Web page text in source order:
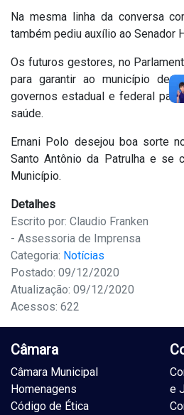
Na mesma linha da conversa
também pediu auxílio ao Senador
Os futuros gestores, no
para garantir ao município de
governos estadual e federal para
saúde.
Ernani Polo desejou boa sorte
Santo Antônio da Patrulha e se
Município.
Detalhes
Escrito por: Claudio Franken
- Assessoria de Imprensa
Categoria: Notícias
Postado: 09/12/2020
Atualização: 09/12/2020
Acessos: 622
Câmara
Câmara Municipal
Homenagens
Código de Ética
e